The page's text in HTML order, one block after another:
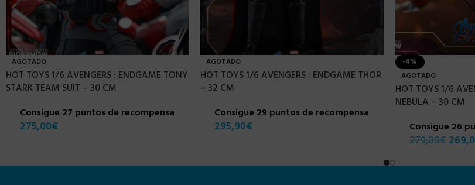
AGOTADO
HOT TOYS 1/6 AVENGERS : ENDGAME TONY
STARK TEAM SUIT – 30 CM
Consigue 27 puntos de recompensa
275,00€
AGOTADO
HOT TOYS 1/6 AVENGERS : ENDGAME THOR
– 32 CM
Consigue 29 puntos de recompensa
295,90€
-4%
AGOTADO
HOT TOYS 1/6
NEBULA – 30 CM
Consigue 26
279,00€